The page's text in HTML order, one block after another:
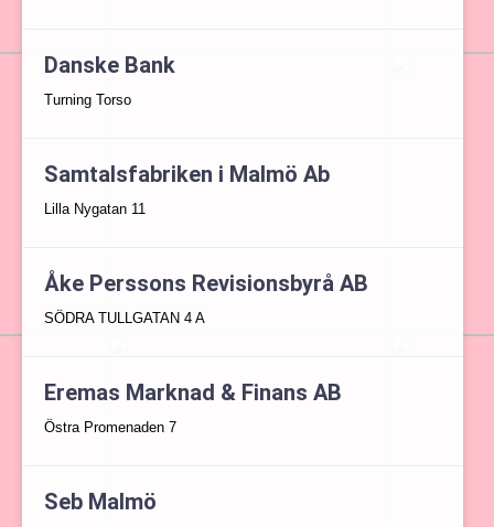
Danske Bank
Turning Torso
Samtalsfabriken i Malmö Ab
Lilla Nygatan 11
Åke Perssons Revisionsbyrå AB
SÖDRA TULLGATAN 4 A
Eremas Marknad & Finans AB
Östra Promenaden 7
Seb Malmö